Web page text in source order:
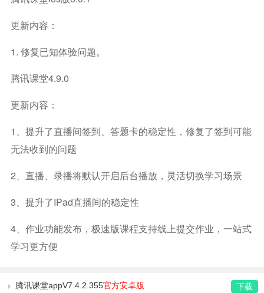
更新内容：
1. 修复已知体验问题。
腾讯课堂4.9.0
更新内容：
1、提升了直播间签到、答题卡的稳定性，修复了签到可能
无法收到的问题
2、直播、录播将默认开启后台播放，灵活切换学习场景
3、提升了iPad直播间的稳定性
4、作业功能发布，极速版课程支持线上提交作业，一站式
学习更方便
腾讯课堂appV7.4.2.355官方安卓版 下载